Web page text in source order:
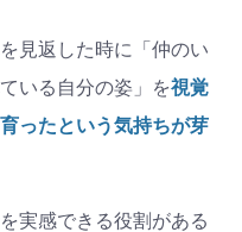
見返した時に「仲のい
いる自分の姿」を視覚
ったという気持ちが芽
実感できる役割がある